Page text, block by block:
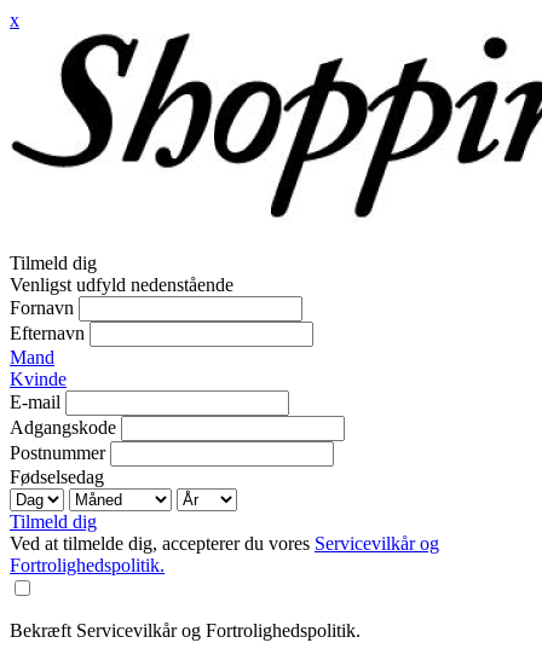
x
Tilmeld dig
Venligst udfyld nedenstående
Fornavn
Efternavn
Mand
Kvinde
E-mail
Adgangskode
Postnummer
Fødselsedag
Tilmeld dig
Ved at tilmelde dig, accepterer du vores Servicevilkår og
Fortrolighedspolitik.
Bekræft Servicevilkår og Fortrolighedspolitik.